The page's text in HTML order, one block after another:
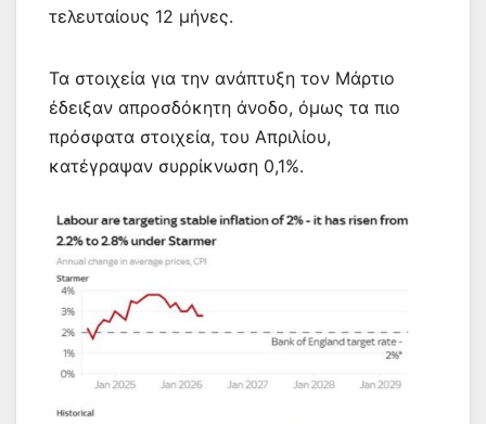
τελευταίους 12 μήνες.
Τα στοιχεία για την ανάπτυξη τον Μάρτιο
έδειξαν απροσδόκητη άνοδο, όμως τα πιο
πρόσφατα στοιχεία, του Απριλίου,
κατέγραψαν συρρίκνωση 0,1%.